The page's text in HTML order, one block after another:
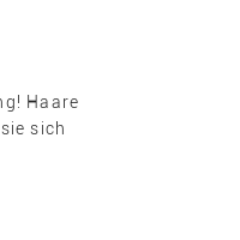
Haare
sich